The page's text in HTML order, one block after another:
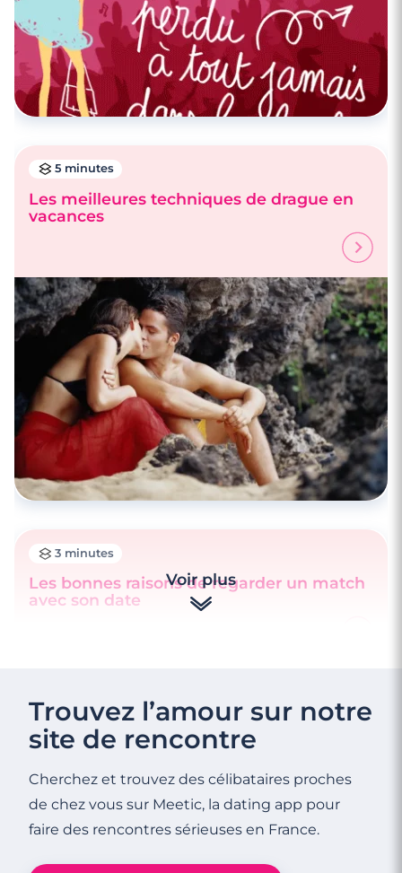
5 minutes
Les meilleures techniques de drague en
vacances
3 minutes
Les bonnes raisons de regarder un match
avec son date
Voir plus
Trouvez l’amour sur notre
site de rencontre
Cherchez et trouvez des célibataires proches
de chez vous sur Meetic, la dating app pour
faire des rencontres sérieuses en France.